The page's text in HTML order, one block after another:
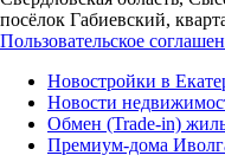
посёлок Габиевский,
Пользовательское
Новостройки в
Новости
Обмен (Trade-in)
Премиум-дома